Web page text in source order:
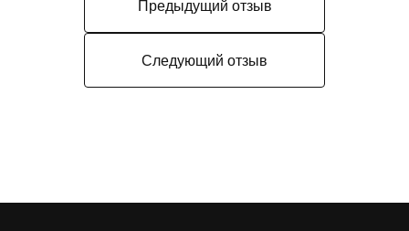
Предыдущий отзыв
Следующий отзыв